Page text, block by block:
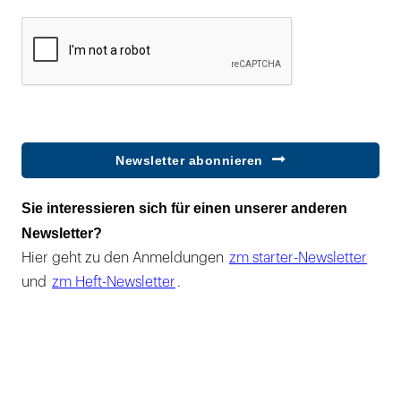
Newsletter abonnieren
Sie interessieren sich für einen unserer anderen
Newsletter?
Hier geht zu den Anmeldungen zm starter-Newsletter
und zm Heft-Newsletter .